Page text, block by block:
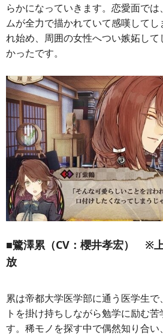
らかになっていきます。恋愛面で
ムが全力で描かれていて感嘆して
れ始め、周囲の女性へつい嫉妬し
かったです。
■鷺澤累（CV：櫻井孝宏） ※
放
累は帝都大学医学部に通う医学生で
トを掛け持ちしながら勉学に励む
す。稀モノを探す中で偶然知り合い